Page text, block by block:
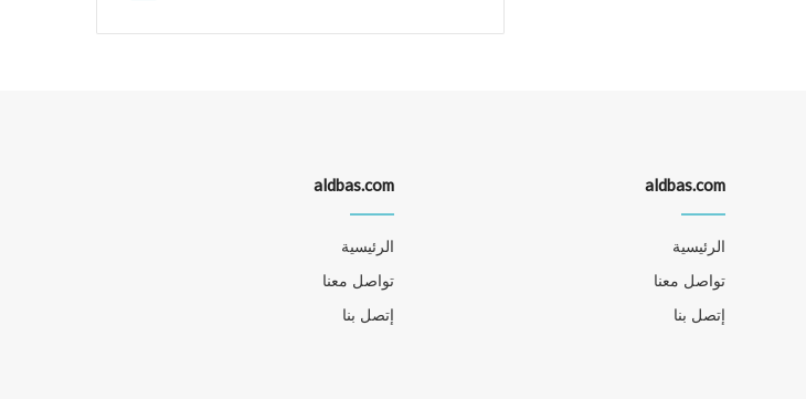
aldbas.com
الرئيسية
تواصل معنا
إتصل بنا
aldbas.com
الرئيسية
تواصل معنا
إتصل بنا